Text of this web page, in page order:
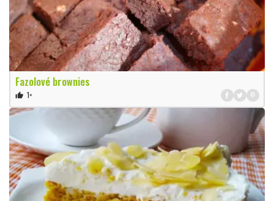
Fazolové brownies
thumb_up 1×